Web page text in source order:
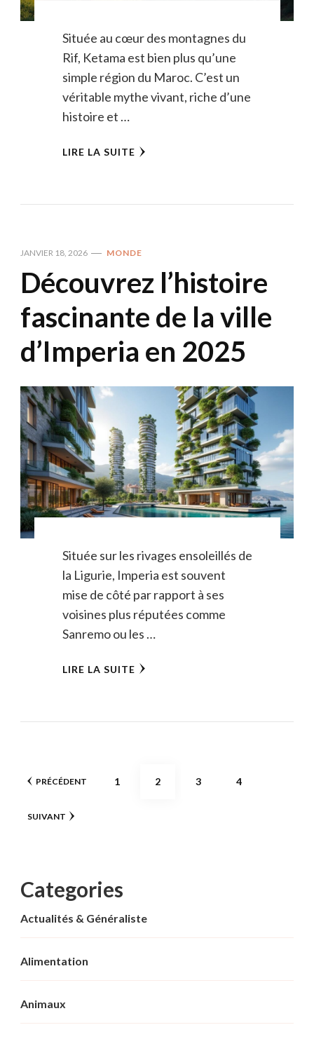
Située au cœur des montagnes du
Rif, Ketama est bien plus qu’une
simple région du Maroc. C’est un
véritable mythe vivant, riche d’une
histoire et …
LIRE LA SUITE
JANVIER 18, 2026 MONDE
Découvrez l’histoire
fascinante de la ville
d’Imperia en 2025
Située sur les rivages ensoleillés de
la Ligurie, Imperia est souvent
mise de côté par rapport à ses
voisines plus réputées comme
Sanremo ou les …
LIRE LA SUITE
Pagination
publications
PRÉCÉDENT PAGE
1 PAGE
2 PAGE
3 PAGE
4
SUIVANT
Categories
Actualités & Généraliste
Alimentation
Animaux